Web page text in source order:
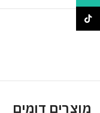
מוצרים דומים